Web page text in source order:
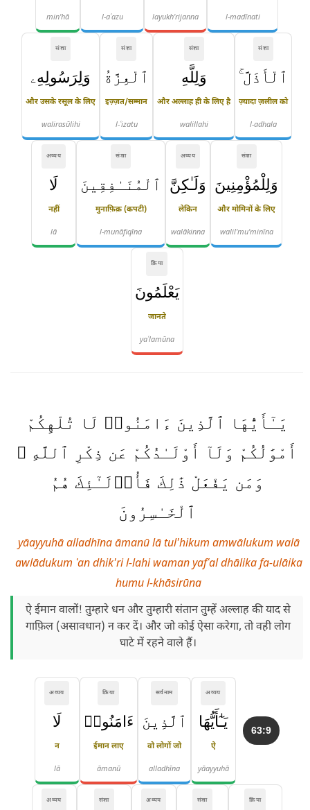
l-madīnati
layukh'rijanna
l-aʿazu
min'hā
संज्ञा
ٱلْأَذَلَّ ۚ
ज़्यादा ज़लील को
l-adhala
संज्ञा
وَلِلَّهِ
और अल्लाह ही के लिए है
walillahi
संज्ञा
ٱلْعِزَّةُ
इज़्ज़त/सम्मान
l-ʿizatu
संज्ञा
وَلِرَسُولِهِۦ
और उसके रसूल के लिए
walirasūlihi
संज्ञा
وَلِلْمُؤْمِنِينَ
और मोमिनों के लिए
walil'mu'minīna
अव्यय
وَلَـٰكِنَّ
लेकिन
walākinna
संज्ञा
ٱلْمُنَـٰفِقِينَ
मुनाफ़िक़ (कपटी)
l-munāfiqīna
अव्यय
لَا
नहीं
lā
क्रिया
يَعْلَمُونَ
जानते
yaʿlamūna
يَـٰٓأَيُّهَا ٱلَّذِينَ ءَامَنُوا۟ لَا تُلْهِكُمْ
أَمْوَٰلُكُمْ وَلَآ أَوْلَـٰدُكُمْ عَن ذِكْرِ ٱللَّهِ ۚ
وَمَن يَفْعَلْ ذَٰلِكَ فَأُو۟لَـٰٓئِكَ هُمُ
ٱلْخَـٰسِرُونَ
yāayyuhā alladhīna āmanū lā tul'hikum amwālukum walā
awlādukum ʿan dhik'ri l-lahi waman yafʿal dhālika fa-ulāika
humu l-khāsirūna
ऐ ईमान वालों! तुम्हारे धन और तुम्हारी संतान तुम्हें अल्लाह की याद से
गाफ़िल (असावधान) न कर दें। और जो कोई ऐसा करेगा, तो वही लोग
घाटे में रहने वाले हैं।
63:9
अव्यय
يَـٰٓأَيُّهَا
ऐ
yāayyuhā
सर्वनाम
ٱلَّذِينَ
वो लोगों जो
alladhīna
क्रिया
ءَامَنُوا۟
ईमान लाए
āmanū
अव्यय
لَا
न
lā
क्रिया
संज्ञा
अव्यय
संज्ञा
अव्यय